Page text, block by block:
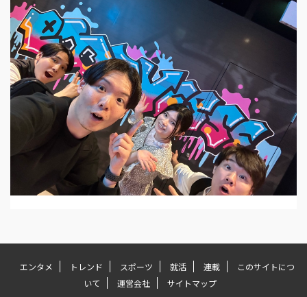
エンタメ トレンド スポーツ 就活 連載
このサイトにつ
いて
運営会社 サイトマップ